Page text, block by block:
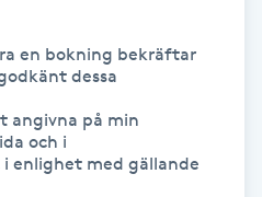
en bokning bekräftar
dessa
angivna på min
och i
enlighet med gällande